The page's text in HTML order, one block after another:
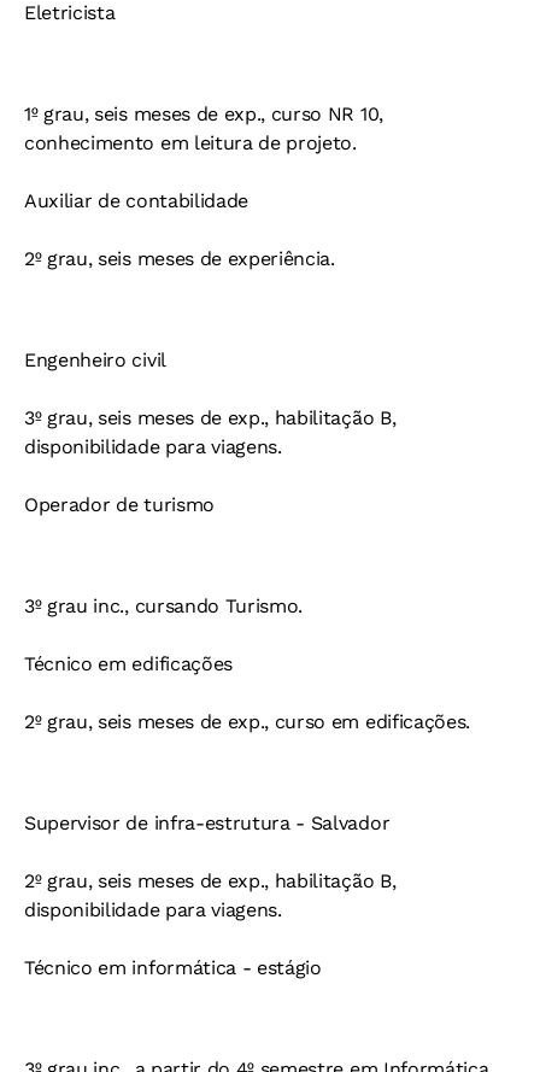
Eletricista
1º grau, seis meses de exp., curso NR 10,
conhecimento em leitura de projeto.
Auxiliar de contabilidade
2º grau, seis meses de experiência.
Engenheiro civil
3º grau, seis meses de exp., habilitação B,
disponibilidade para viagens.
Operador de turismo
3º grau inc., cursando Turismo.
Técnico em edificações
2º grau, seis meses de exp., curso em edificações.
Supervisor de infra-estrutura - Salvador
2º grau, seis meses de exp., habilitação B,
disponibilidade para viagens.
Técnico em informática - estágio